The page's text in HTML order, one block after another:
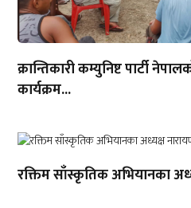
क्रान्तिकारी कम्युनिष्ट पार्टी
कार्यक्रम...
रक्तिम साँस्कृतिक अभियानका